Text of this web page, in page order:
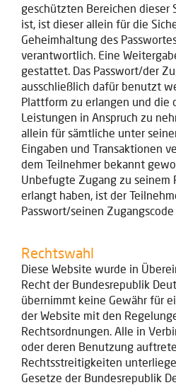
geschützten Bereichen
ist, ist dieser allein für die
Geheimhaltung des
verantwortlich. Eine
gestattet. Das Passwort/der
ausschließlich dafür benutzt
Plattform zu erlangen und die
Leistungen in Anspruch zu
allein für sämtliche unter
Eingaben und Transaktionen
dem Teilnehmer bekannt
Unbefugte Zugang zu seinem
erlangt haben, ist der
Passwort/seinen
Rechtswahl
Diese Website wurde in
Recht der Bundesrepublik
übernimmt keine Gewähr für
der Website mit den
Rechtsordnungen. Alle in
oder deren Benutzung
Rechtsstreitigkeiten
Gesetze der Bundesrepublik